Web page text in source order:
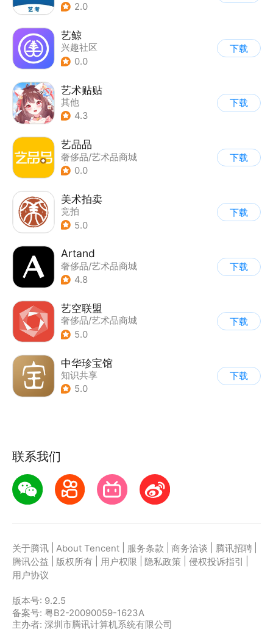
2.0
艺鲸
兴趣社区
0.0
下载
艺术贴贴
其他
4.3
下载
艺品品
奢侈品/艺术品商城
| 扫描识别
0.0
下载
美术拍卖
竞拍
5.0
下载
Artand
奢侈品/艺术品商城
4.8
下载
艺空联盟
奢侈品/艺术品商城
5.0
下载
中华珍宝馆
知识共享
5.0
下载
联系我们
关于腾讯 About Tencent 服务条款 商务洽谈 腾讯招聘
腾讯公益
版权所有 用户权限 隐私政策 侵权投诉指引
用户协议
版本号: 9.2.5
备案号: 粤B2-20090059-1623A
主办者: 深圳市腾讯计算机系统有限公司